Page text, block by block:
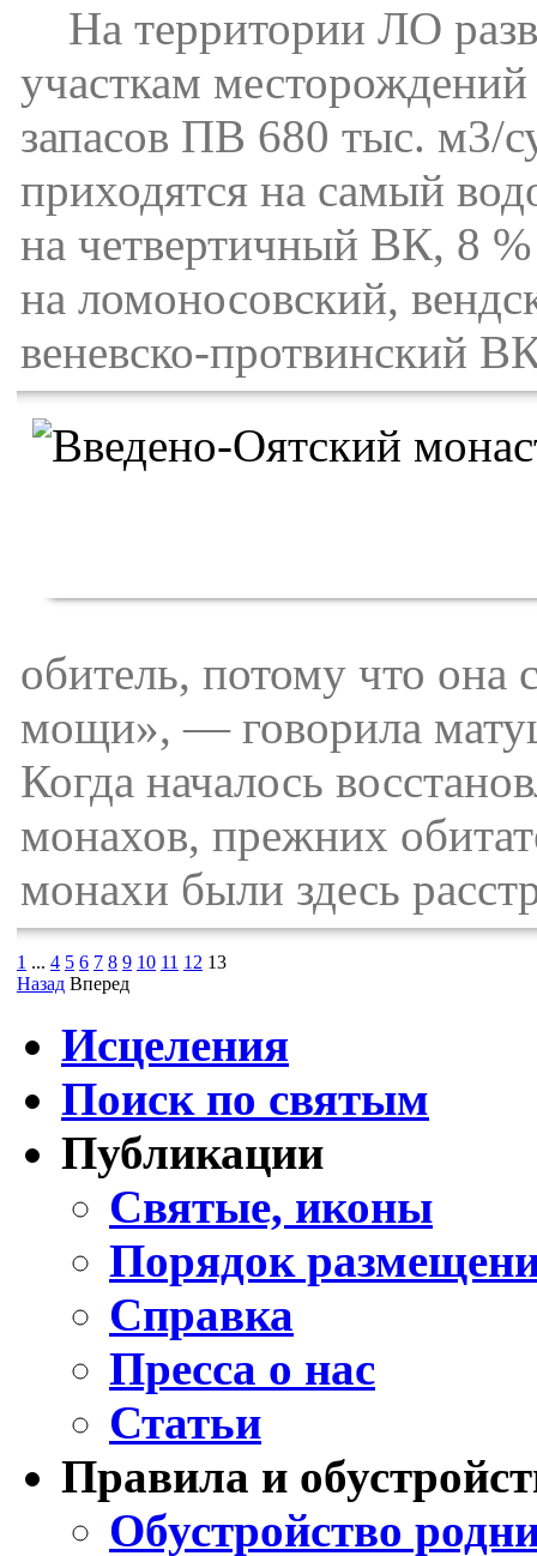
На территории ЛО
участкам
запасов ПВ 680 тыс. м3/
приходятся на самый
на четвертичный ВК, 8
на ломоносовский,
веневско-протвинский
обитель, потому что
мощи», — говорила
Когда началось
монахов, прежних
монахи были здесь
1 ... 4 5 6 7 8 9 10 11 12 13
Назад Вперед
Исцеления
Поиск по святым
Публикации
Святые, иконы
Порядок
Справка
Пресса о нас
Статьи
Правила и
Обустройство